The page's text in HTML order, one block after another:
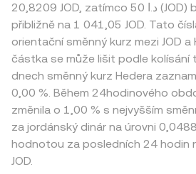
20,8209 JOD, zatímco 50 د.ا (JOD) by se převedlo
přibližně na 1 041,05 JOD. Tato
orientační směnný kurz mezi JOD a
částka se může lišit podle kolísání
dnech směnný kurz Hedera
0,00 %. Během 24hodinového
změnila o 1,00 % s nejvyšším
za jordánský dinár na úrovni
hodnotou za posledních 24 hodin
JOD.